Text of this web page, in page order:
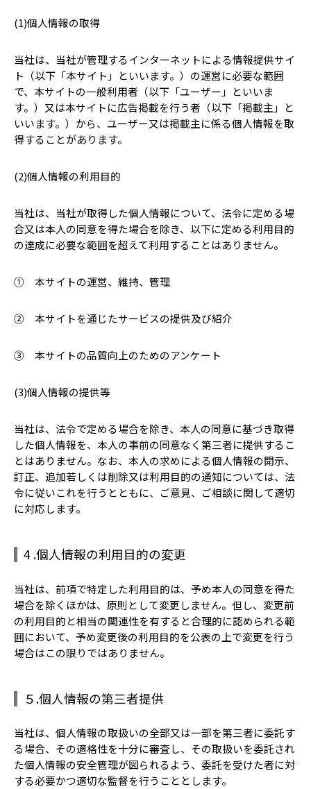
(1)個人情報の取得
当社は、当社が管理するインターネットによる情報提供サイ
ト（以下「本サイト」といいます。）の運営に必要な範囲
で、本サイトの一般利用者（以下「ユーザー」といいま
す。）又は本サイトに広告掲載を行う者（以下「掲載主」と
いいます。）から、ユーザー又は掲載主に係る個人情報を取
得することがあります。
(2)個人情報の利用目的
当社は、当社が取得した個人情報について、法令に定める場
合又は本人の同意を得た場合を除き、以下に定める利用目的
の達成に必要な範囲を超えて利用することはありません。
① 本サイトの運営、維持、管理
② 本サイトを通じたサービスの提供及び紹介
③ 本サイトの品質向上のためのアンケート
(3)個人情報の提供等
当社は、法令で定める場合を除き、本人の同意に基づき取得
した個人情報を、本人の事前の同意なく第三者に提供するこ
とはありません。なお、本人の求めによる個人情報の開示、
訂正、追加若しくは削除又は利用目的の通知については、法
令に従いこれを行うとともに、ご意見、ご相談に関して適切
に対応します。
4 .個人情報の利用目的の変更
当社は、前項で特定した利用目的は、予め本人の同意を得た
場合を除くほかは、原則として変更しません。但し、変更前
の利用目的と相当の関連性を有すると合理的に認められる範
囲において、予め変更後の利用目的を公表の上で変更を行う
場合はこの限りではありません。
５.個人情報の第三者提供
当社は、個人情報の取扱いの全部又は一部を第三者に委託す
る場合、その適格性を十分に審査し、その取扱いを委託され
た個人情報の安全管理が図られるよう、委託を受けた者に対
する必要かつ適切な監督を行うこととします。